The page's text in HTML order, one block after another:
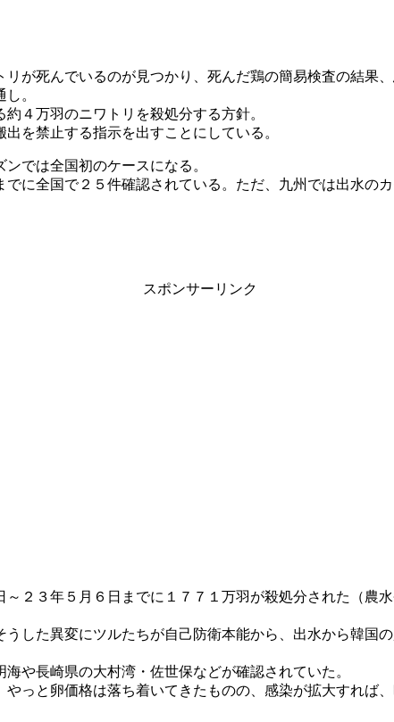
が死んでいるのが見つかり、死んだ鶏の簡易検査の結果
。
４万羽のニワトリを殺処分する方針。
を禁止する指示を出すことにしている。
では全国初のケースになる。
に全国で２５件確認されている。ただ、九州では出水の
スポンサーリンク
２３年５月６日までに１７７１万羽が殺処分された（農
した異変にツルたちが自己防衛本能から、出水から韓国
や長崎県の大村湾・佐世保などが確認されていた。
っと卵価格は落ち着いてきたものの、感染が拡大すれば